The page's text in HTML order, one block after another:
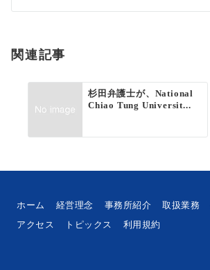
シ
ン
関連記事
杉田弁護士が、National
Chiao Tung Universit...
ホーム 経営理念 事務所紹介 取扱業務
アクセス
トピックス 利用規約